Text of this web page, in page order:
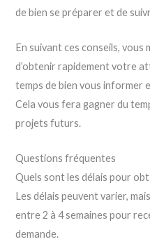
de bien se préparer et de
En suivant ces conseils, vous
d’obtenir rapidement votre
temps de bien vous informer
Cela vous fera gagner du
projets futurs.
Questions fréquentes
Quels sont les délais pour
Les délais peuvent varier,
entre 2 à 4 semaines pour
demande.